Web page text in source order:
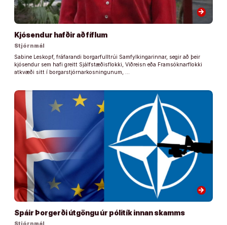
arrow_forward
Kjósendur hafðir að fíflum
Stjórnmál
Sabine Leskopf, fráfarandi borgarfulltrúi Samfylkingarinnar, segir að þeir
kjósendur sem hafi greitt Sjálfstæðisflokki, Viðreisn eða Framsóknarflokki
atkvæði sitt í borgarstjórnarkosningunum, …
arrow_forward
Spáir Þorgerði útgöngu úr pólitík innan skamms